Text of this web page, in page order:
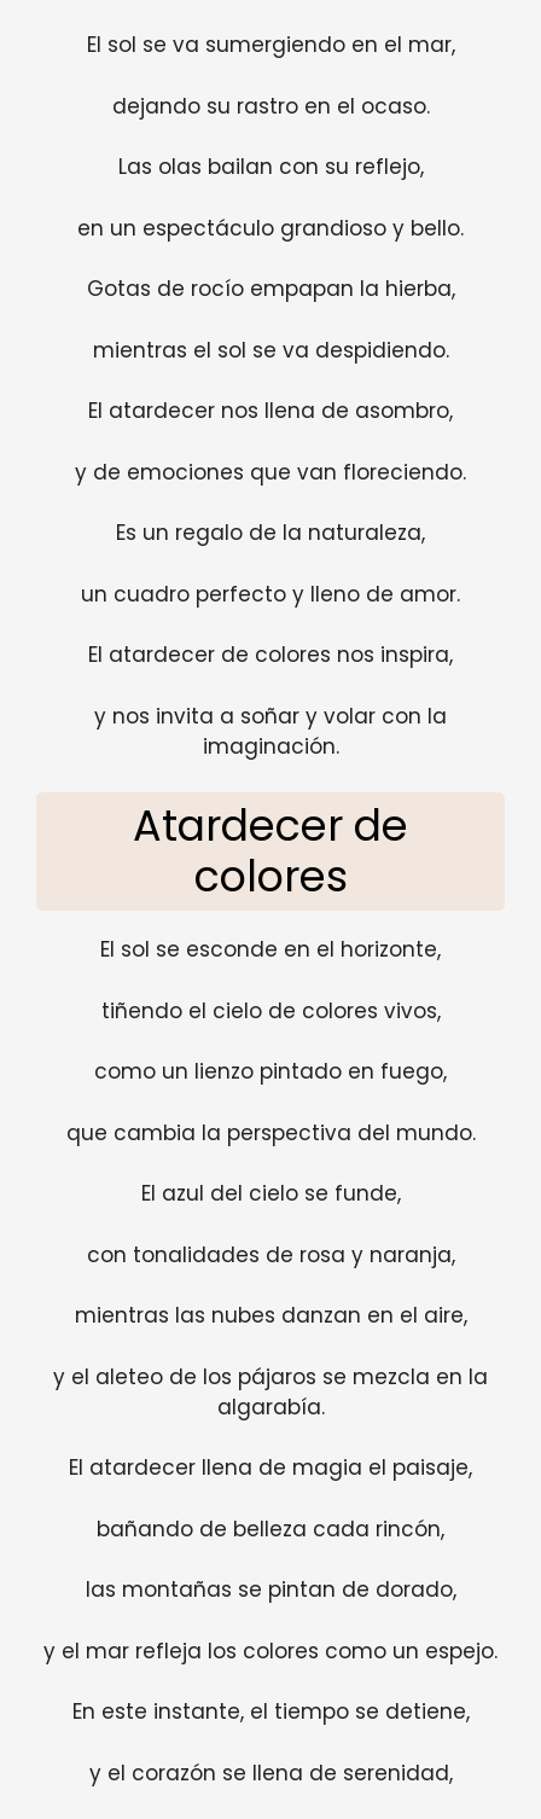
El sol se va sumergiendo en el mar,
dejando su rastro en el ocaso.
Las olas bailan con su reflejo,
en un espectáculo grandioso y bello.
Gotas de rocío empapan la hierba,
mientras el sol se va despidiendo.
El atardecer nos llena de asombro,
y de emociones que van floreciendo.
Es un regalo de la naturaleza,
un cuadro perfecto y lleno de amor.
El atardecer de colores nos inspira,
y nos invita a soñar y volar con la
imaginación.
Atardecer de
colores
El sol se esconde en el horizonte,
tiñendo el cielo de colores vivos,
como un lienzo pintado en fuego,
que cambia la perspectiva del mundo.
El azul del cielo se funde,
con tonalidades de rosa y naranja,
mientras las nubes danzan en el aire,
y el aleteo de los pájaros se mezcla en la
algarabía.
El atardecer llena de magia el paisaje,
bañando de belleza cada rincón,
las montañas se pintan de dorado,
y el mar refleja los colores como un espejo.
En este instante, el tiempo se detiene,
y el corazón se llena de serenidad,